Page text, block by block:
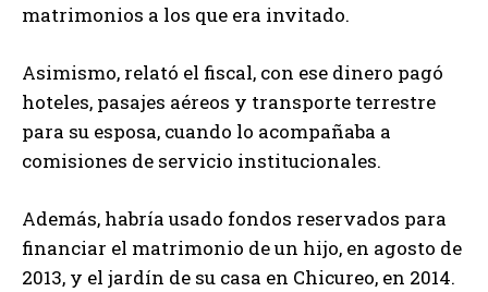
matrimonios a los que era invitado.
Asimismo, relató el fiscal, con ese dinero pagó
hoteles, pasajes aéreos y transporte terrestre
para su esposa, cuando lo acompañaba a
comisiones de servicio institucionales.
Además, habría usado fondos reservados para
financiar el matrimonio de un hijo, en agosto de
2013, y el jardín de su casa en Chicureo, en 2014.